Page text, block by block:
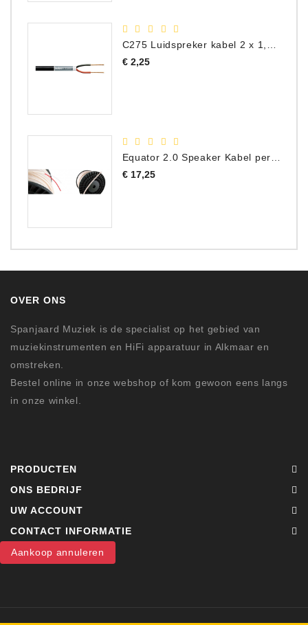
€ 2,25Prijs
Equator 2.0 Speaker Kabel per meter
€ 17,25Prijs
OVER ONS
Spanjaard Muziek is de specialist op het gebied van
muziekinstrumenten en HiFi apparatuur in Alkmaar en
omstreken.
Bestel online in onze webshop of kom gewoon eens langs
in onze winkel.
PRODUCTEN
ONS BEDRIJF
UW ACCOUNT
CONTACT INFORMATIE
Aankoop annuleren